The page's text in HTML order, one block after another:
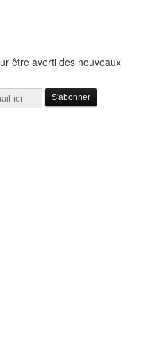
être averti des nouveaux